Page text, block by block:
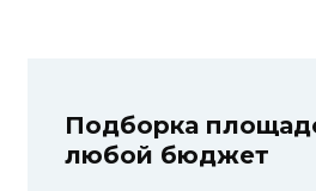
Подборка
любой бюджет